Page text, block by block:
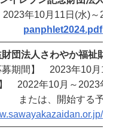
年10月11日(水)～
panphlet2024.pdf
団法人さわやか福祉財団
募期間】 2023年10月10
】 2022年10月～2023年
または、開始する予定